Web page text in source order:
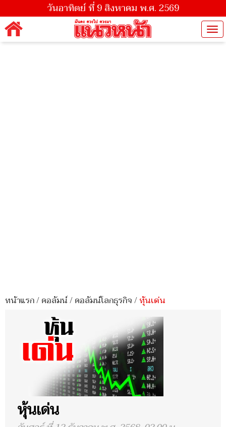
วันอาทิตย์ ที่ 9 สิงหาคม พ.ศ. 2569
หน้าแรก/คอลัมน์/คอลัมน์โลกธุรกิจ/หุ้นเด่น
หุ้นเด่น